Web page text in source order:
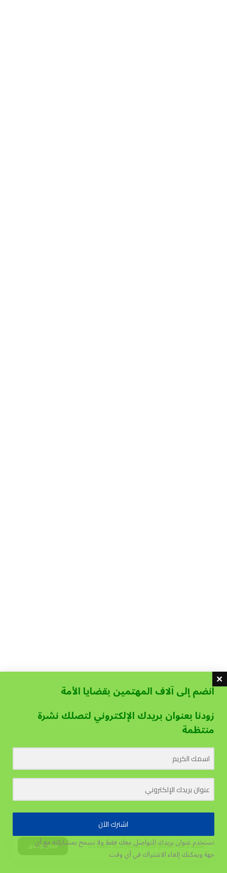
يستخدم هذا الموقع الكوكيز لتحسين تجربة المستخدم. قبول وإغلاق
انضم إلى آلاف المهتمين بقضايا الأمة
زودنا بعنوان بريدك الإلكتروني لتصلك نشرة
منتظمة
اشترك الآن
نستخدم عنوان بريدك للتواصل معك فقط ولا نسمح بمشاركته مع أي
جهةويمكنك إلغاء الاشتراك في أي وقت